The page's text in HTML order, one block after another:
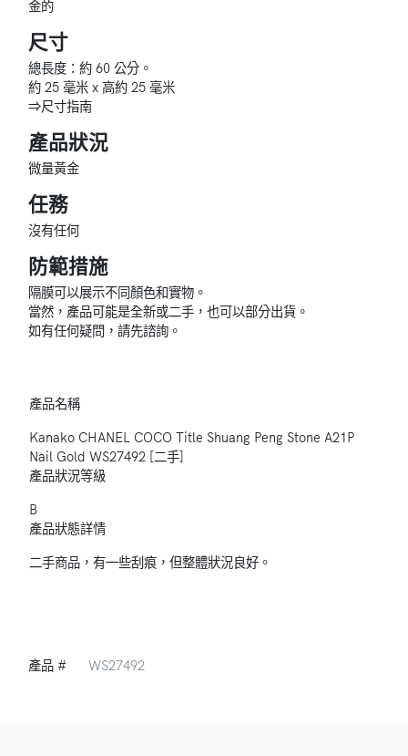
金的
尺寸
總長度：約 60 公分。
約 25 毫米 x 高約 25 毫米
⇒尺寸指南
產品狀況
微量黃金
任務
沒有任何
防範措施
隔膜可以展示不同顏色和實物。
當然，產品可能是全新或二手，也可以部分出貨。
如有任何疑問，請先諮詢。
產品名稱
Kanako CHANEL COCO Title Shuang Peng Stone A21P
Nail Gold WS27492 [二手]
產品狀況等級
B
產品狀態詳情
二手商品，有一些刮痕，但整體狀況良好。
產品 # WS27492